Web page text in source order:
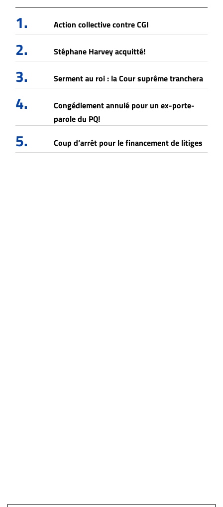
1. Action collective contre CGI
2. Stéphane Harvey acquitté!
3. Serment au roi : la Cour suprême tranchera
4.
Congédiement annulé pour un ex-porte-
parole du PQ!
5. Coup d’arrêt pour le financement de litiges